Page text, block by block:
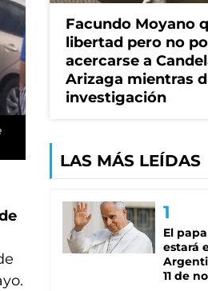
Facundo Moyano
libertad pero no
acercarse a
Arizaga mientras
investigación
LAS MÁS LEÍDAS
El
estará
11 de